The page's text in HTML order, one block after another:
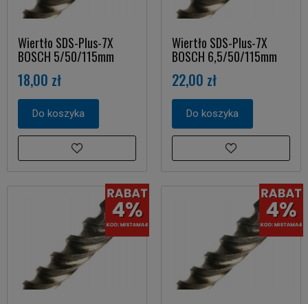
Wiertło SDS-Plus-7X
BOSCH 5/50/115mm
18,00 zł
Do koszyka
Wiertło SDS-Plus-7X
BOSCH 6,5/50/115mm
22,00 zł
Do koszyka